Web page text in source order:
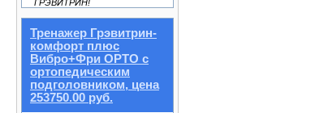
ГРЭВИТРИН!
Тренажер Грэвитрин-
комфорт плюс
Вибро+Фри ОРТО с
ортопедическим
подголовником, цена
253750.00 руб.